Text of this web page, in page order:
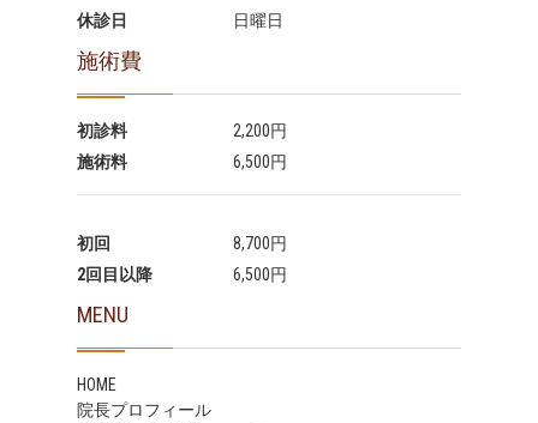
休診日
日曜日
施術費
初診料
2,200円
施術料
6,500円
初回
8,700円
2回目以降
6,500円
MENU
HOME
院長プロフィール